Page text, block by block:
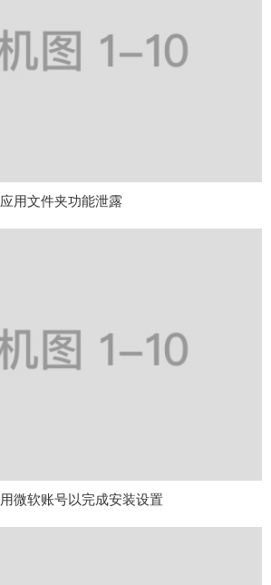
用文件夹功能泄露
微软账号以完成安装设置